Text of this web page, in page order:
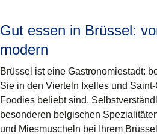
Gut essen in Brüssel:
modern
Brüssel ist eine Gastronomiestadt:
Sie in den Vierteln Ixelles und
Foodies beliebt sind.
besonderen belgischen
und Miesmuscheln bei Ihrem